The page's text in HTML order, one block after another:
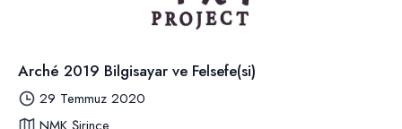
Arché 2019 Bilgisayar ve Felsefe(si)
29 Temmuz 2020